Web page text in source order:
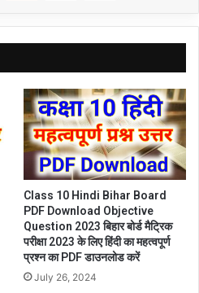
Class 10 Hindi Bihar Board
PDF Download Objective
Question 2023 बिहार बोर्ड मैट्रिक
परीक्षा 2023 के लिए हिंदी का महत्वपूर्ण
प्रश्न का PDF डाउनलोड करें
July 26, 2024